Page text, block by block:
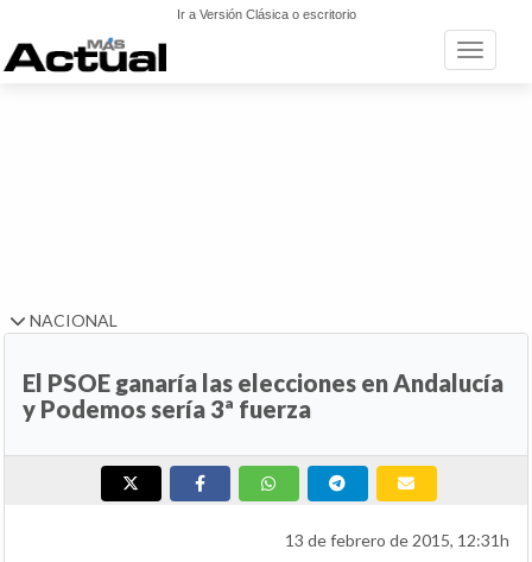
Ir a Versión Clásica o escritorio
Toggle
NACIONAL
El PSOE ganaría las elecciones en Andalucía
y Podemos sería 3ª fuerza
13 de febrero de 2015, 12:31h